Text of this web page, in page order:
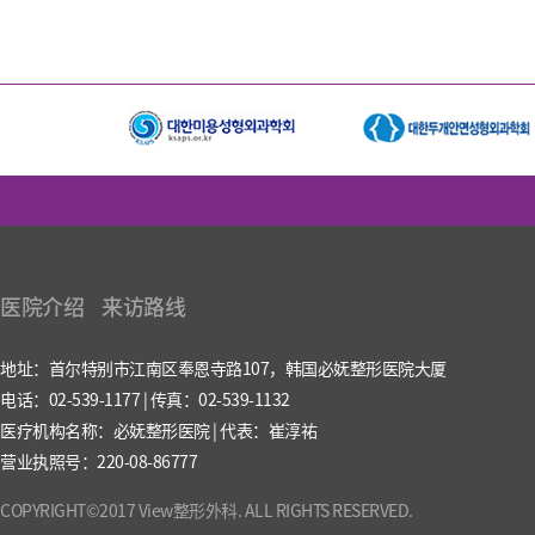
医院介绍 来访路线
地址：首尔特别市江南区奉恩寺路107，韩国必妩整形医院大厦
电话：02-539-1177 | 传真：02-539-1132
医疗机构名称：必妩整形医院 | 代表：崔淳祐
营业执照号：220-08-86777
COPYRIGHT©2017 View整形外科. ALL RIGHTS RESERVED.